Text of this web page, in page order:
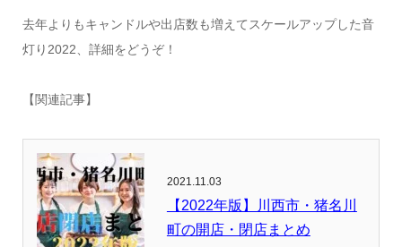
去年よりもキャンドルや出店数も増えてスケールアップした音
灯り2022、詳細をどうぞ！
【関連記事】
2021.11.03
【2022年版】川西市・猪名川
町の開店・閉店まとめ